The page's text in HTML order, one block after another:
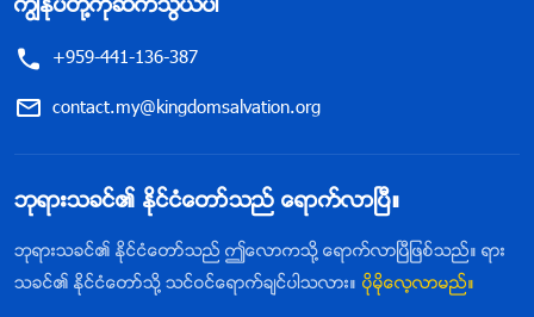
ကြၽန္ုပ္တို႔ကိုဆက္သြယ္ပါ
+959-441-136-387
contact.my@kingdomsalvation.org
ဘုရားသခင္၏ ႏိုင္ငံေတာ္သည္ ေရာက္လာၿပီ။
ဘုရားသခင္၏ ႏိုင္ငံေတာ္သည္ ဤေလာကသို႔ ေရာက္လာၿပီျဖစ္သည္။ ရား
သခင္၏ ႏိုင္ငံေတာ္သို႔ သင္ဝင္ေရာက္ခ်င္ပါသလား။ ပိုမိုေလ့လာမည္။